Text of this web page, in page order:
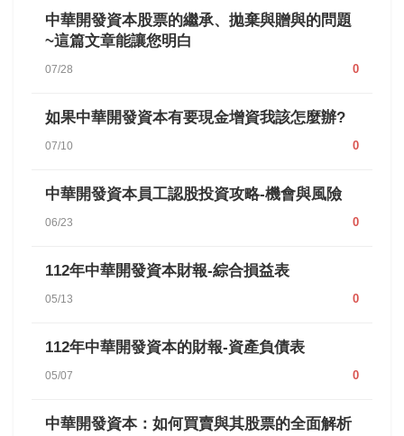
中華開發資本股票的繼承、拋棄與贈與的問題
~這篇文章能讓您明白
07/28 0
如果中華開發資本有要現金增資我該怎麼辦?
07/10 0
中華開發資本員工認股投資攻略-機會與風險
06/23 0
112年中華開發資本財報-綜合損益表
05/13 0
112年中華開發資本的財報-資產負債表
05/07 0
中華開發資本：如何買賣與其股票的全面解析